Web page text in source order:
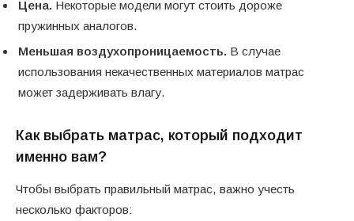
Цена. Некоторые модели могут стоить дороже
пружинных аналогов.
Меньшая воздухопроницаемость. В случае
использования некачественных материалов матрас
может задерживать влагу.
Как выбрать матрас, который подходит
именно вам?
Чтобы выбрать правильный матрас, важно учесть
несколько факторов: